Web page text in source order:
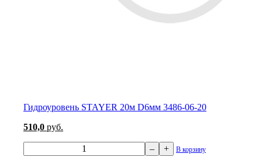
Гидроуровень STAYER 20м D6мм 3486-06-20
510,0 руб.
– + В корзину